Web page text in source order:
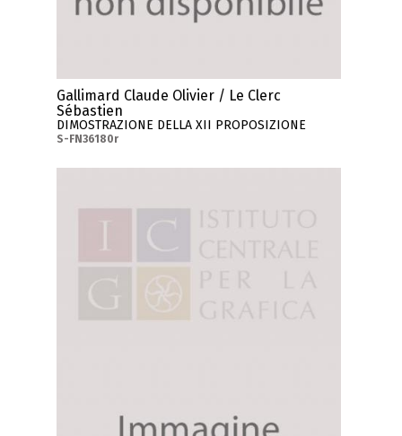
Gallimard Claude Olivier / Le Clerc
Sébastien
DIMOSTRAZIONE DELLA XII PROPOSIZIONE
S-FN36180r